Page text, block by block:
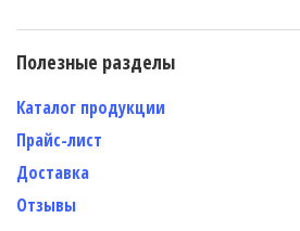
Полезные разделы
Каталог продукции
Прайс-лист
Доставка
Отзывы